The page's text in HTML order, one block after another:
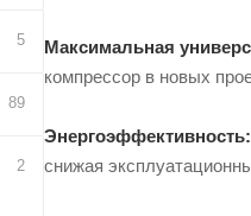
Максимальная
компрессор в новых
Энергоэффективность:
снижая
5
89
2